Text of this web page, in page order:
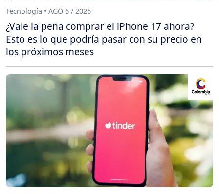
Tecnología • AGO 6 / 2026
¿Vale la pena comprar el iPhone 17 ahora?
Esto es lo que podría pasar con su precio en
los próximos meses